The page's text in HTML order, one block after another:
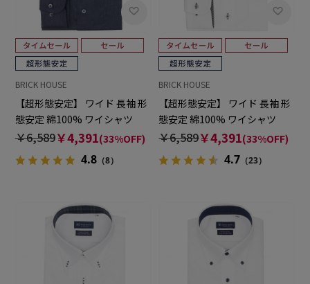
BRICK HOUSE
【超形態安定】 ワイド 長袖 形
態安定 綿100% ワイシャツ
￥6,589￥4,391(33%OFF)
4.8（8）
BRICK HOUSE
【超形態安定】 ワイド 長袖 形
態安定 綿100% ワイシャツ
￥6,589￥4,391(33%OFF)
4.7 （23）